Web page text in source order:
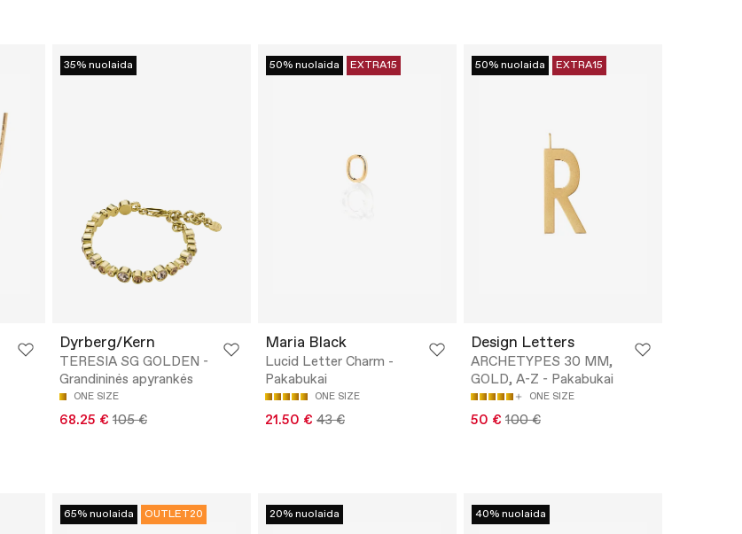
35% nuolaida
Dyrberg/Kern
TERESIA SG GOLDEN -
Grandininės apyrankės
ONE SIZE
68.25 € 105 €
50% nuolaida EXTRA15
Maria Black
Lucid Letter Charm -
Pakabukai
ONE SIZE
21.50 € 43 €
50% nuolaida EXTRA15
Design Letters
ARCHETYPES 30 MM,
GOLD, A-Z - Pakabukai
ONE SIZE
50 € 100 €
65% nuolaida OUTLET20 20% nuolaida 40% nuolaida